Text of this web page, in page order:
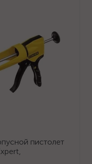
пистолет